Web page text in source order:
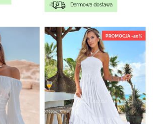
Darmowa dostawa
PROMOCJA -50%